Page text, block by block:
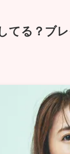
てる？ブ